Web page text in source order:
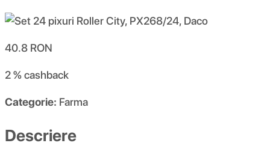
40.8 RON
2 %cashback
Categorie: Farma
Descriere